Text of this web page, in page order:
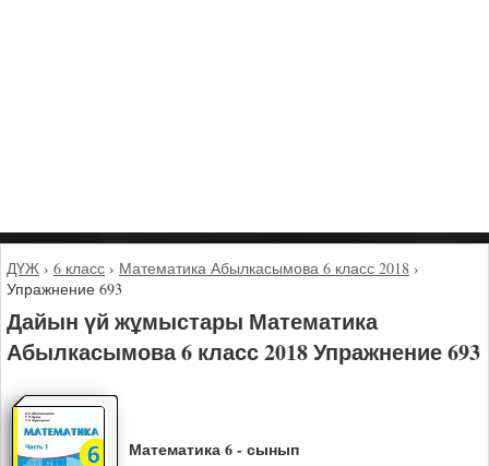
ДҮЖ › 6 класс › Математика Абылкасымова 6 класс 2018 ›
Упражнение 693
Дайын үй жұмыстары Математика
Абылкасымова 6 класс 2018 Упражнение 693
Математика 6 - сынып